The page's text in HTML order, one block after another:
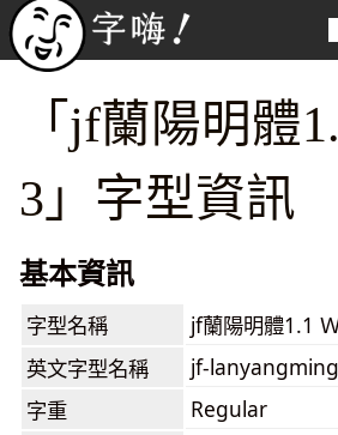
「jf蘭陽明體
3」字型資訊
基本資訊
字型名稱
jf蘭陽明體1.1
英文字型名稱
jf-
字重
Regular